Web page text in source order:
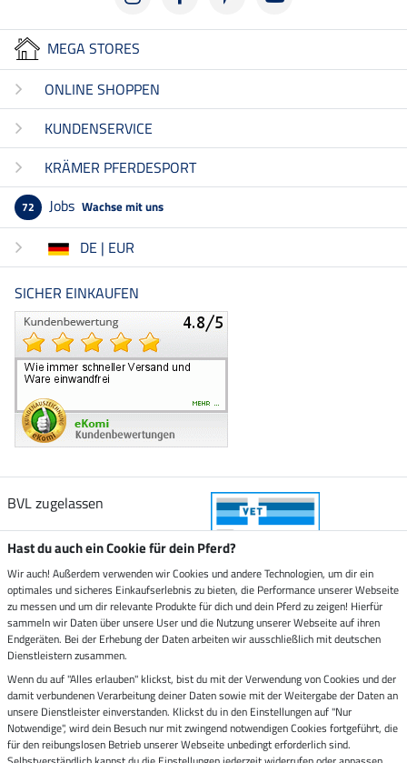
MEGA STORES
ONLINE SHOPPEN
KUNDENSERVICE
KRÄMER PFERDESPORT
72 Jobs Wachse mit uns
DE | EUR
SICHER EINKAUFEN
BVL zugelassen
Zustellung durch
Sicher bezahlen mit
Rechnung Vorkasse
Impressum
Hast du auch ein Cookie für dein Pferd?
Wir auch! Außerdem verwenden wir Cookies und andere Technologien, um dir ein
optimales und sicheres Einkaufserlebnis zu bieten, die Performance unserer Webseite
zu messen und um dir relevante Produkte für dich und dein Pferd zu zeigen! Hierfür
sammeln wir Daten über unsere User und die Nutzung unserer Webseite auf ihren
Endgeräten. Bei der Erhebung der Daten arbeiten wir ausschließlich mit deutschen
Dienstleistern zusammen.
Wenn du auf "Alles erlauben" klickst, bist du mit der Verwendung von Cookies und der
damit verbundenen Verarbeitung deiner Daten sowie mit der Weitergabe der Daten an
unsere Dienstleister einverstanden. Klickst du in den Einstellungen auf "Nur
Notwendige", wird dein Besuch nur mit zwingend notwendigen Cookies fortgeführt, die
für den reibungslosen Betrieb unserer Webseite unbedingt erforderlich sind.